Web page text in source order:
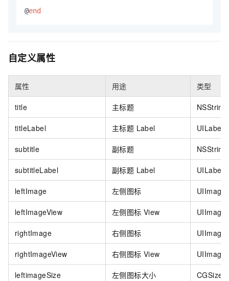
@end
自定义属性
属性 用途 类型
title 主标题 NSString
titleLabel 主标题 Label UILabel
subtitle 副标题 NSString
subtitleLabel 副标题 Label UILabel
leftImage 左侧图标 UIImage
leftImageView 左侧图标 View
rightImage 右侧图标 UIImage
rightImageView 右侧图标 View
leftimageSize 左侧图标大小 CGSize